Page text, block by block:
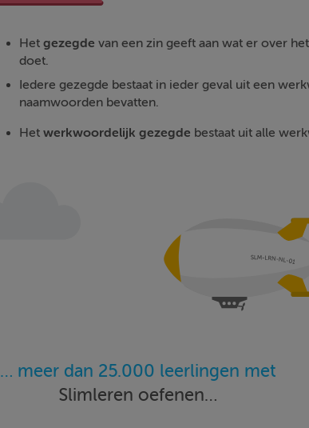
Het gezegde van een zin geeft aan wat er over
doet.
Iedere gezegde bestaat in ieder geval uit een
naamwoorden bevatten.
Het werkwoordelijk gezegde bestaat uit alle
… meer dan 25.000 leerlingen met
Slimleren oefenen…